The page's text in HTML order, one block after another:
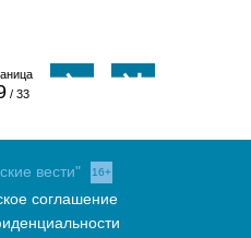
/ 33
вести" 16+
соглашение